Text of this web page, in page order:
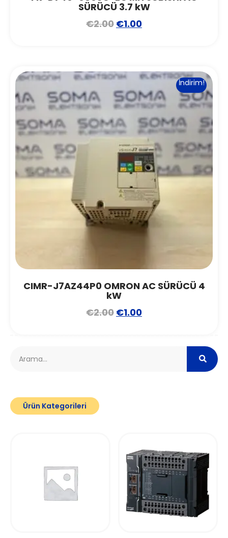
SÜRÜCÜ 3.7 kW
€2.00 €1.00
İndirim!
CIMR-J7AZ44P0 OMRON AC SÜRÜCÜ 4
kW
€2.00 €1.00
Ürün Kategorileri